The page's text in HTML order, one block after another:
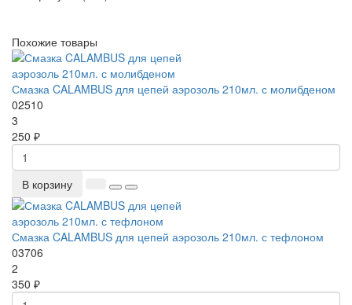
Похожие товары
Смазка CALAMBUS для цепей аэрозоль 210мл. с молибденом
02510
3
250 ₽
В корзину
Смазка CALAMBUS для цепей аэрозоль 210мл. с тефлоном
03706
2
350 ₽